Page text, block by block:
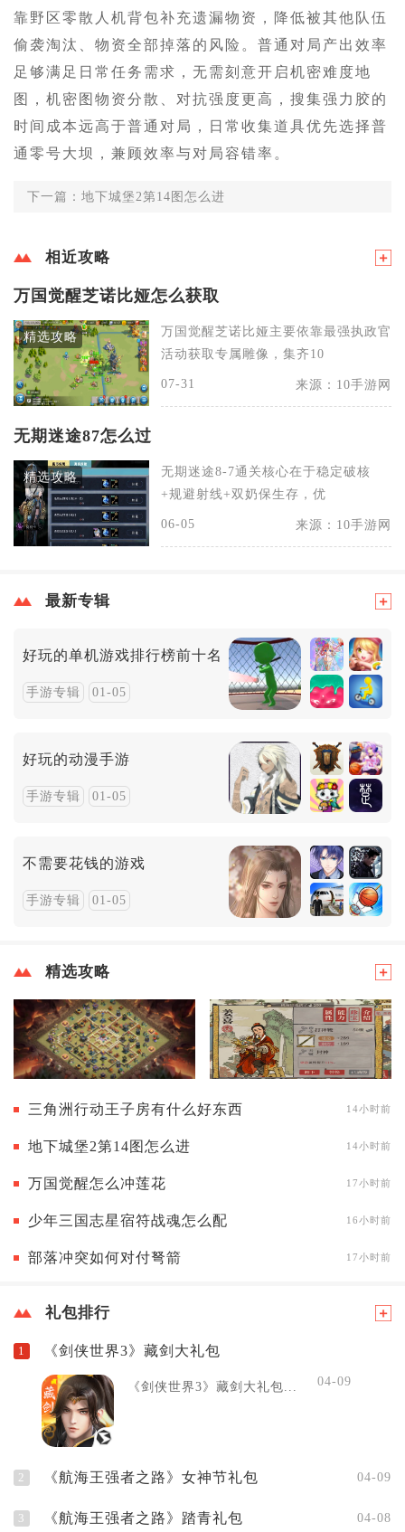
靠野区零散人机背包补充遗漏物资，降低被其他队伍
偷袭淘汰、物资全部掉落的风险。普通对局产出效率
足够满足日常任务需求，无需刻意开启机密难度地
图，机密图物资分散、对抗强度更高，搜集强力胶的
时间成本远高于普通对局，日常收集道具优先选择普
通零号大坝，兼顾效率与对局容错率。
下一篇：地下城堡2第14图怎么进
相近攻略
万国觉醒芝诺比娅怎么获取
精选攻略
万国觉醒芝诺比娅主要依靠最强执政官
活动获取专属雕像，集齐10
07-31 来源：10手游网
无期迷途87怎么过
精选攻略
无期迷途8-7通关核心在于稳定破核
+规避射线+双奶保生存，优
06-05 来源：10手游网
最新专辑
好玩的单机游戏排行榜前十名
手游专辑 01-05
好玩的动漫手游
手游专辑 01-05
不需要花钱的游戏
手游专辑 01-05
精选攻略
三角洲行动王子房有什么好东西 14小时前
地下城堡2第14图怎么进 14小时前
万国觉醒怎么冲莲花 17小时前
少年三国志星宿符战魂怎么配 16小时前
部落冲突如何对付弩箭 17小时前
礼包排行
1 《剑侠世界3》藏剑大礼包
《剑侠世界3》藏剑大礼包... 04-09
2 《航海王强者之路》女神节礼包 04-09
3 《航海王强者之路》踏青礼包 04-08